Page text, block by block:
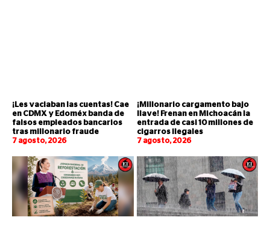
¡Les vaciaban las cuentas! Cae
en CDMX y Edoméx banda de
falsos empleados bancarios
tras millonario fraude
7 agosto, 2026
¡Millonario cargamento bajo
llave! Frenan en Michoacán la
entrada de casi 10 millones de
cigarros ilegales
7 agosto, 2026